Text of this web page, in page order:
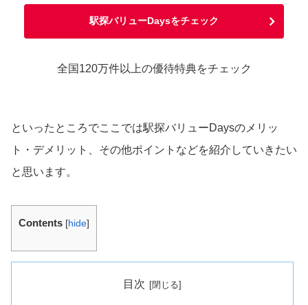
駅探バリューDaysをチェック
全国120万件以上の優待特典をチェック
といったところでここでは駅探バリューDaysのメリッ
ト・デメリット、その他ポイントなどを紹介していきたい
と思います。
Contents [hide]
目次